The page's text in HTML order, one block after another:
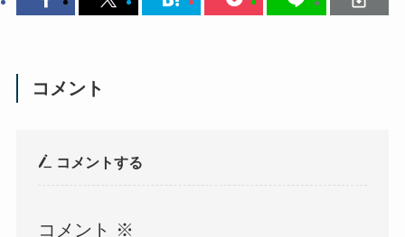
コメント
コメントする
コメント ※